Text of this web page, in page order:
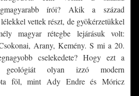
írói? Akik a század
vettek részt, de gyökérzetükkel
magyar rétegbe lejárásuk volt:
Arany, Kemény. S mi a 20.
cselekedete? Hogy ezt a
geológiát olyan izzó modern
föl, mint Ady Endre és Móricz